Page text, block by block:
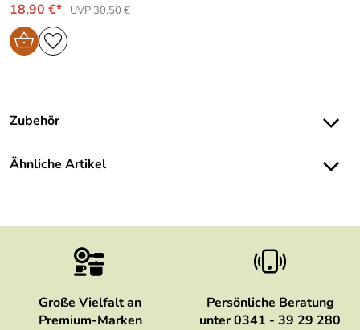
18,90 €* UVP 30,50 €
Zubehör
Ähnliche Artikel
Große Vielfalt an
Premium-Marken
Persönliche Beratung
unter 0341 - 39 29 280